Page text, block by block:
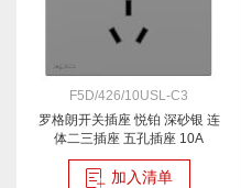
F5D/426/10USL-C3
罗格朗开关插座 悦铂 深砂银 连
体二三插座 五孔插座 10A
加入清单